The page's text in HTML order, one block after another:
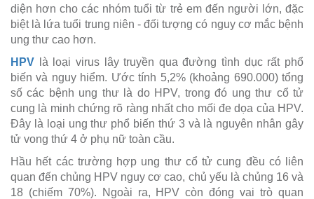
diện hơn cho các nhóm tuổi từ trẻ em đến người lớn, đặc
biệt là lứa tuổi trung niên - đối tượng có nguy cơ mắc bệnh
ung thư cao hơn.
HPV là loại virus lây truyền qua đường tình dục rất phổ
biến và nguy hiểm. Ước tính 5,2% (khoảng 690.000) tổng
số các bệnh ung thư là do HPV, trong đó ung thư cổ tử
cung là minh chứng rõ ràng nhất cho mối đe dọa của HPV.
Đây là loại ung thư phổ biến thứ 3 và là nguyên nhân gây
tử vong thứ 4 ở phụ nữ toàn cầu.
Hầu hết các trường hợp ung thư cổ tử cung đều có liên
quan đến chủng HPV nguy cơ cao, chủ yếu là chủng 16 và
18 (chiếm 70%). Ngoài ra, HPV còn đóng vai trò quan